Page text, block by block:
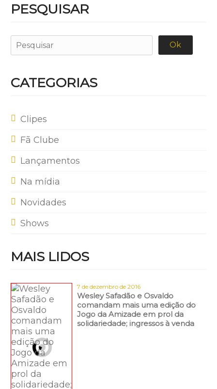
PESQUISAR
CATEGORIAS
Clipes
Fã Clube
Lançamentos
Na mídia
Novidades
Shows
MAIS LIDOS
7 de dezembro de 2016
Wesley Safadão e Osvaldo
comandam mais uma edição do
Jogo da Amizade em prol da
solidariedade; ingressos à venda